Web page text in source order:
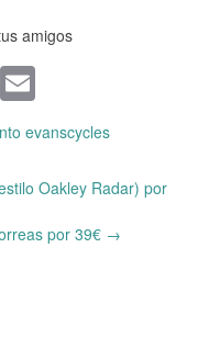
amigos
Twitter
evanscycles
Oakley Radar) por
por 39€ →